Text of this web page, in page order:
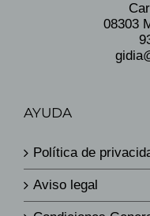
08303
AYUDA
Política de
Aviso legal